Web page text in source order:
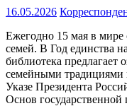
16.05.2026
Ежегодно 15 мая в
семей. В Год единства
библиотека предлагает
семейными традициями
Указе Президента
Основ